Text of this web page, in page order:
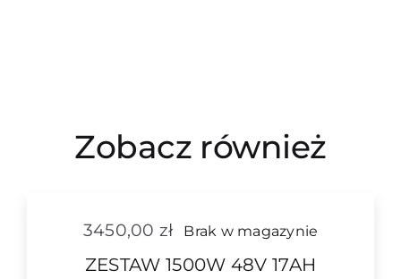
Zobacz również
3450,00 zł Brak w magazynie
ZESTAW 1500W 48V 17AH